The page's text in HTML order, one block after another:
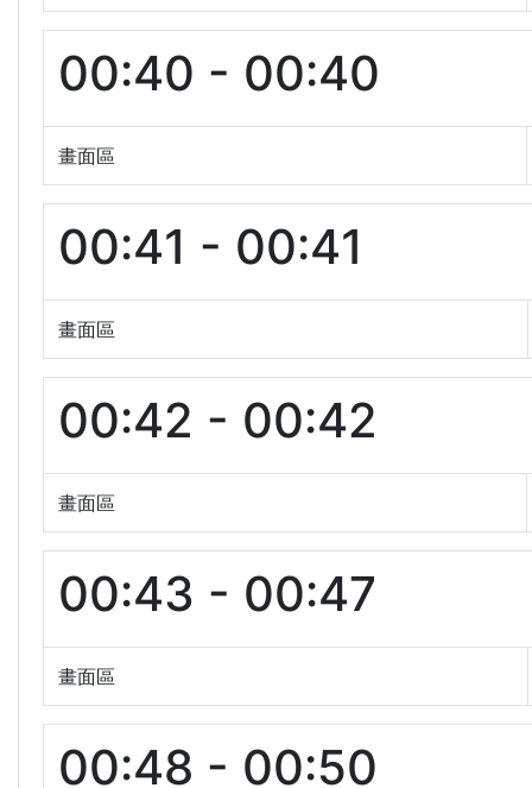
00:40 - 00:40
畫面區
00:41 - 00:41
畫面區
00:42 - 00:42
畫面區
00:43 - 00:47
畫面區
00:48 - 00:50